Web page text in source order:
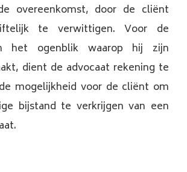
overeenkomst, door de cliënt
te verwittigen. Voor de
het ogenblik waarop hij zijn
dient de advocaat rekening te
mogelijkheid voor de cliënt om
bijstand te verkrijgen van een